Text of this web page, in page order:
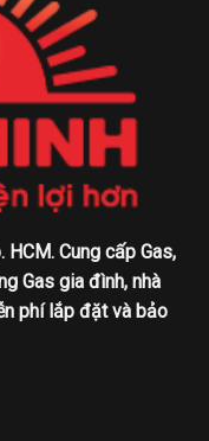
Cung cấp Gas,
Gas gia đình, nhà
phí lắp đặt và bảo